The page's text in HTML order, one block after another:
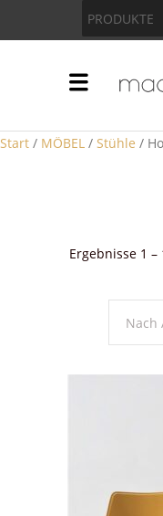
PRODUKTE
Start / MÖBEL / Stühle /
Ergebnisse 1